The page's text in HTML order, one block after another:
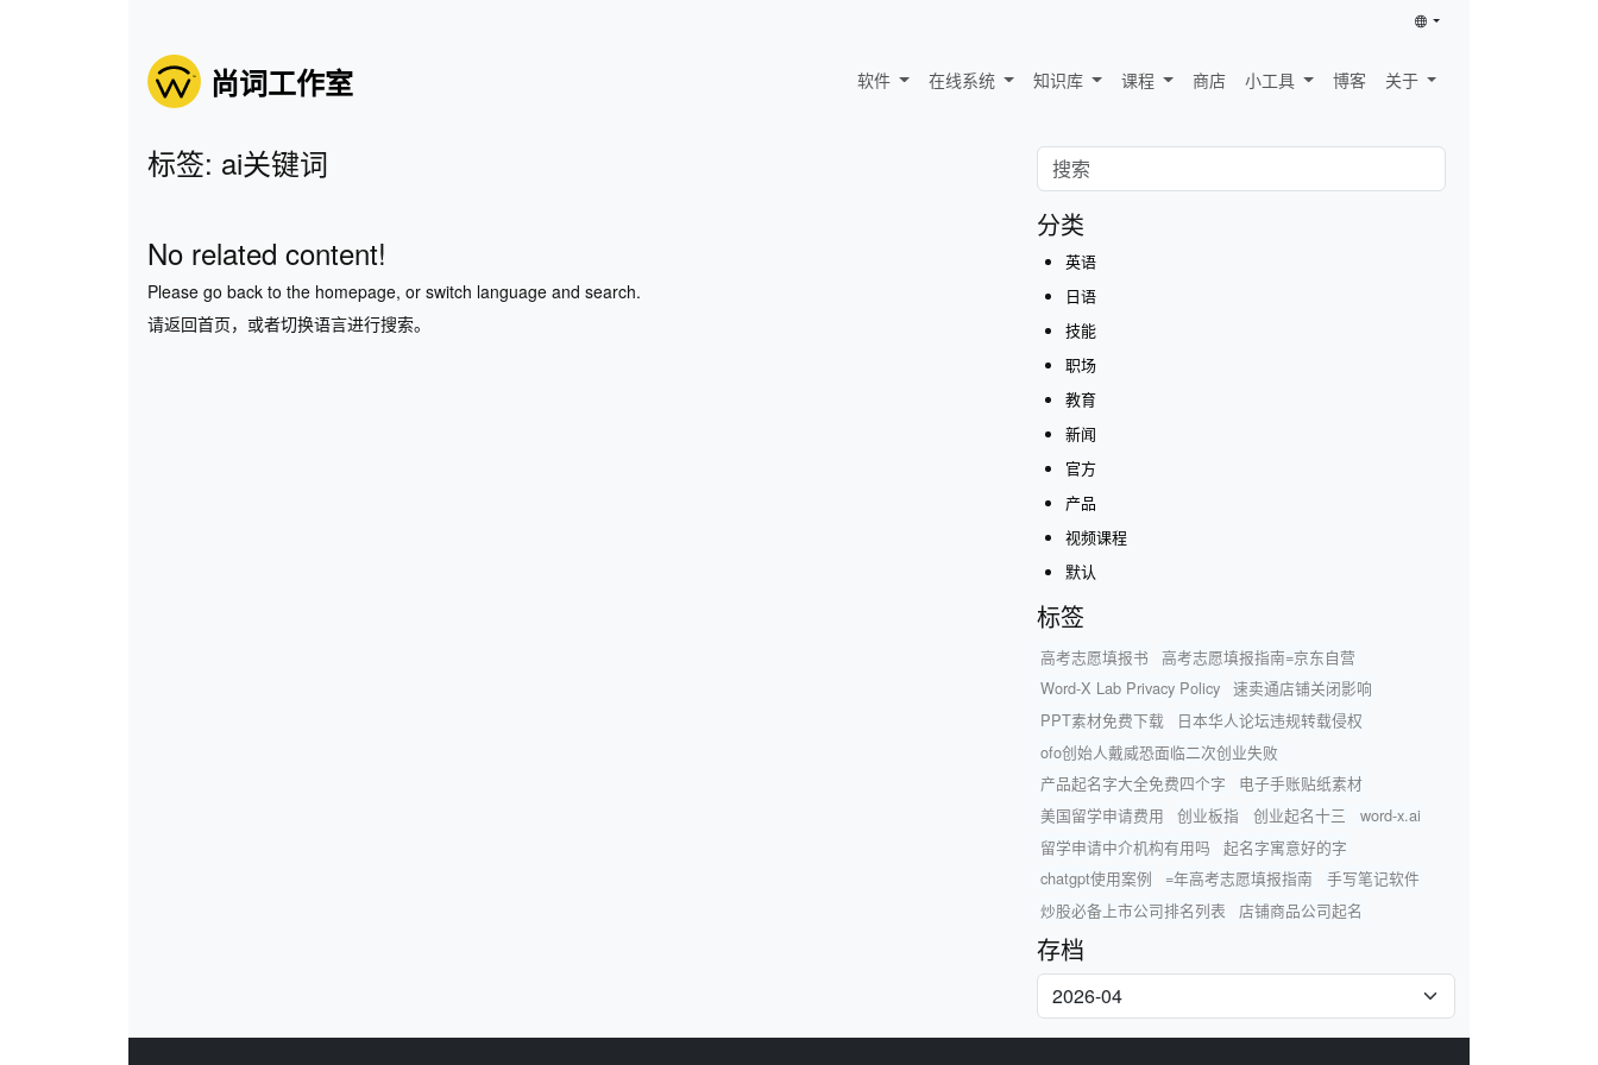
尚词工作室 软件 在线系统 知识库 课程 商店 小工具 博客 关于
标签: ai关键词
No related content!
Please go back to the homepage, or switch language and search.
请返回首页，或者切换语言进行搜索。
分类
英语
日语
技能
职场
教育
新闻
官方
产品
视频课程
默认
标签
高考志愿填报书
高考志愿填报指南=京东自营
Word-X Lab Privacy Policy
速卖通店铺关闭影响
PPT素材免费下载
日本华人论坛违规转载侵权
ofo创始人戴威恐面临二次创业失败
产品起名字大全免费四个字
电子手账贴纸素材
美国留学申请费用
创业板指 创业起名十三
word-x.ai
留学申请中介机构有用吗
起名字寓意好的字
chatgpt使用案例
=年高考志愿填报指南
手写笔记软件
炒股必备上市公司排名列表
店铺商品公司起名
存档